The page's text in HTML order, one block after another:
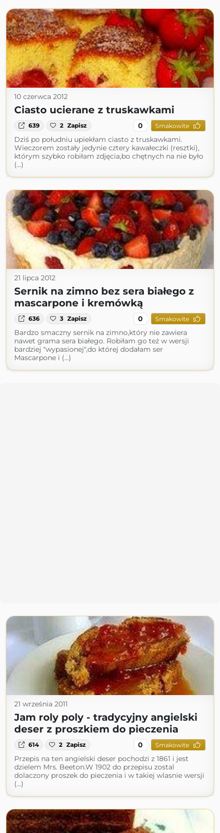
10 czerwca 2012
Ciasto ucierane z truskawkami
639 2 Zapisz 0 Smakowite
Dziś po południu upiekłam ciasto z truskawkami.
Wieczorem zostały jedynie cztery kawałeczki (resztki),
którym szybko robiłam zdjęcia,bo chętnych na nie było
(...)
21 lipca 2012
Sernik na zimno bez sera białego z
mascarpone i kremówką
636 3 Zapisz 0 Smakowite
Bardzo smaczny sernik na zimno,który nie zawiera
nawet grama sera białego. Robiłam go też w wersji
bardziej "wypasionej",do której dodałam ser
Mascarpone i (...)
21 września 2011
Jam roly poly - tradycyjny angielski
deser z proszkiem do pieczenia
614 2 Zapisz 0 Smakowite
Przepis na ten angielski deser pochodzi z 1861 i jest
dzielem Mrs. Beeton.W 1902 do przepisu zostal
dolaczony proszek do pieczenia i w takiej wlasnie wersji
(...)